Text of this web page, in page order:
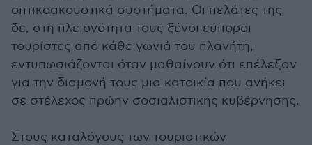
οπτικοακουστικά συστήματα. Οι πελάτες της
δε, στη πλειονότητα τους ξένοι εύποροι
τουρίστες από κάθε γωνιά του πλανήτη,
εντυπωσιάζονται όταν μαθαίνουν ότι επέλεξαν
για την διαμονή τους μια κατοικία που ανήκει
σε στέλεχος πρώην σοσιαλιστικής κυβέρνησης.
Στους καταλόγους των τουριστικών